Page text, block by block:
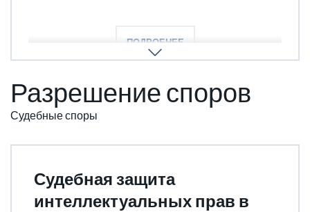
ПОДРОБНЕЕ
Разрешение споров
Судебные споры
Судебная защита
интеллектуальных прав в